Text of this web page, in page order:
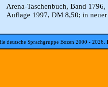
Arena-Taschenbuch, Band
Auflage 1997, DM 8,50; in
deutsche Sprachgruppe Bozen 2000 - 2026